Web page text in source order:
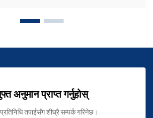
अनुमान प्राप्त गर्नुहोस्
प्रतिनिधि तपाईंसँग शीघ्रै सम्पर्क गरिनेछ।